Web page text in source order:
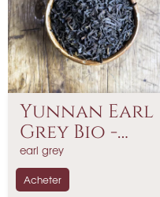
Yunnan Earl
Grey Bio -
Thé...
earl grey
Acheter